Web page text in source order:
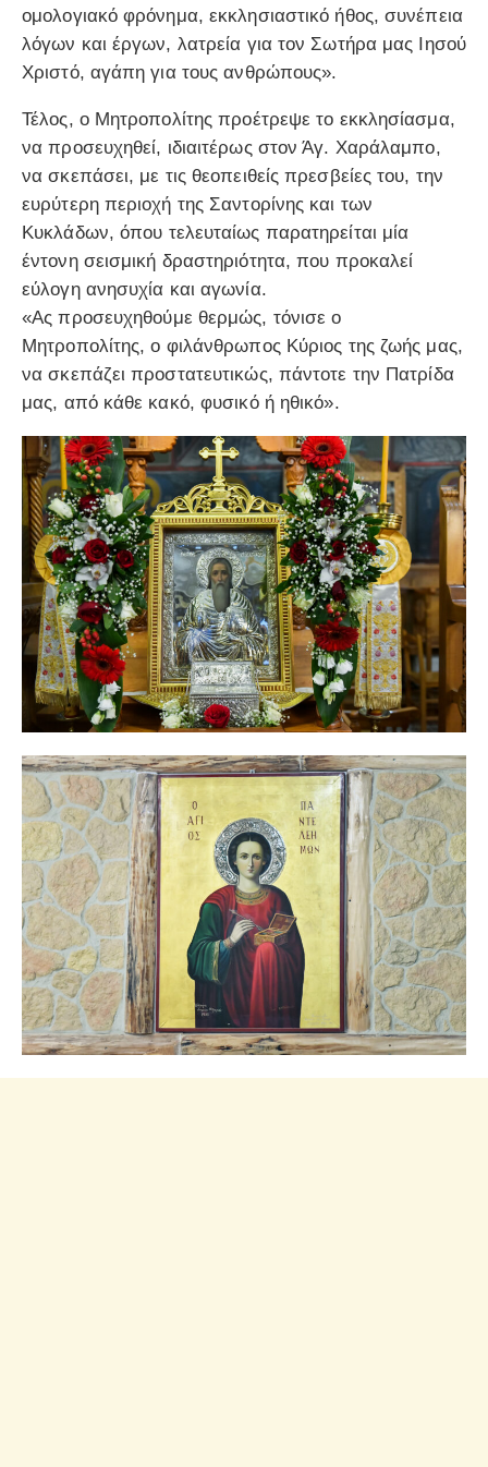
ομολογιακό φρόνημα, εκκλησιαστικό ήθος, συνέπεια
λόγων και έργων, λατρεία για τον Σωτήρα μας Ιησού
Χριστό, αγάπη για τους ανθρώπους».
Τέλος, ο Μητροπολίτης προέτρεψε το εκκλησίασμα,
να προσευχηθεί, ιδιαιτέρως στον Άγ. Χαράλαμπο,
να σκεπάσει, με τις θεοπειθείς πρεσβείες του, την
ευρύτερη περιοχή της Σαντορίνης και των
Κυκλάδων, όπου τελευταίως παρατηρείται μία
έντονη σεισμική δραστηριότητα, που προκαλεί
εύλογη ανησυχία και αγωνία.
«Ας προσευχηθούμε θερμώς, τόνισε ο
Μητροπολίτης, ο φιλάνθρωπος Κύριος της ζωής μας,
να σκεπάζει προστατευτικώς, πάντοτε την Πατρίδα
μας, από κάθε κακό, φυσικό ή ηθικό».